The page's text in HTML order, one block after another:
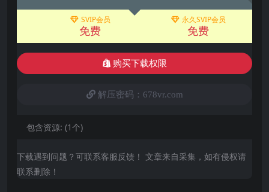
SVIP会员
免费
永久SVIP会员
免费
购买下载权限
解压密码：678vr.com
包含资源: (1个)
下载遇到问题？可联系客服反馈！ 文章来自采集，如有侵权请
联系删除！